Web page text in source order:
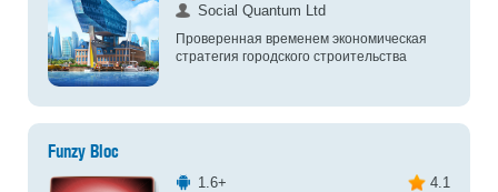
Social Quantum Ltd
Проверенная временем экономическая
стратегия городского строительства
Funzy Bloc
1.6+
4.1